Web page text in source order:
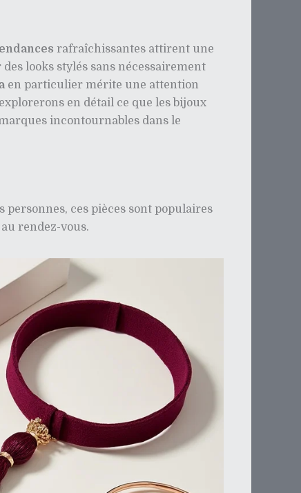
rafraîchissantes attirent une
looks stylés sans nécessairement
en particulier mérite une attention
en détail ce que les bijoux
incontournables dans le
personnes, ces pièces sont populaires
rendez-vous.